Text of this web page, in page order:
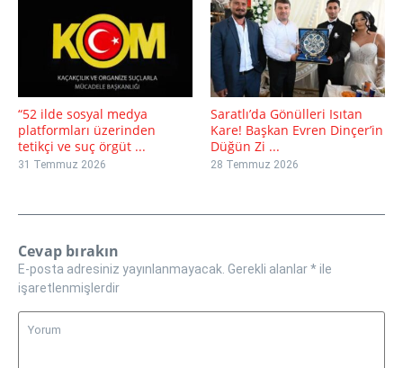
“52 ilde sosyal medya
platformları üzerinden
tetikçi ve suç örgüt ...
31 Temmuz 2026
Saratlı’da Gönülleri Isıtan
Kare! Başkan Evren Dinçer’in
Düğün Zi ...
28 Temmuz 2026
Cevap bırakın
E-posta adresiniz yayınlanmayacak. Gerekli alanlar*ile
işaretlenmişlerdir